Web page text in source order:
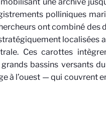
polliniques
ont combiné des
localisées
Ces carottes
bassins versants
à l’ouest — qui couvrent